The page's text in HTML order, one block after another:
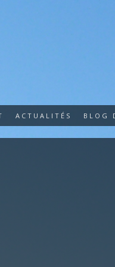
ACTUALITÉS BLOG